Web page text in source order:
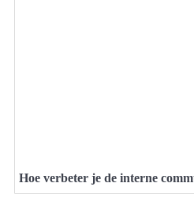
Hoe verbeter je de interne